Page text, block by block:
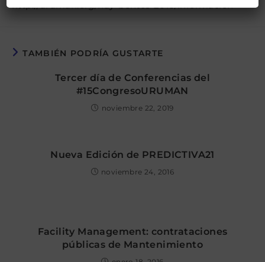
http://uruman.org/fray-bentos-2016/informacion
TAMBIÉN PODRÍA GUSTARTE
Tercer día de Conferencias del
#15CongresoURUMAN
noviembre 22, 2019
Nueva Edición de PREDICTIVA21
noviembre 24, 2016
Facility Management: contrataciones
públicas de Mantenimiento